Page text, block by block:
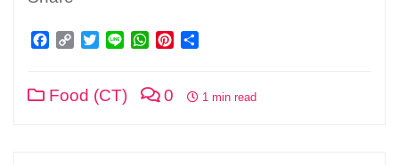
Facebook
Copy TwitterLine WhatsApp
Pinterest
Food (CT) 0 1 min read